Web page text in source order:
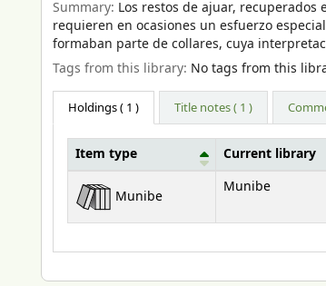
Summary: Los restos de ajuar,
requieren en ocasiones un esfuerzo
formaban parte de collares, cuya
Tags from this library: No tags from this
Holdings( 1 ) Title notes ( 1 )
Holdings
Item type Current library
Munibe
Munibe